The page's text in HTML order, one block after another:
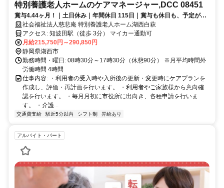
特別養護老人ホームのケアマネージャー,DCC 08451
賞与4.44ヶ月！｜土日休み｜年間休日 115日｜賞与も休日も、予定が立
てやすい。段取り良く進める。
社会福祉法人慈悲庵 特別養護老人ホーム湖西白萩
アクセス: 知波田駅（徒歩 3分） マイカー通勤可
月給215,750円～290,850円
静岡県湖西市
勤務時間・曜日: 08時30分～17時30分（休憩90分） ※月平均時間外
労働時間 4時間
仕事内容: ・利用者の受入時や入所後の更新・変更時にケアプランを
作成し、評価・再計画を行います。 ・利用者やご家族様から意向確
認を行います。 ・毎月月初に市役所に出向き、各種申請を行いま
す。 ・介護...
交通費支給 駅近5分以内 シフト制 昇給あり
アルバイト・パート